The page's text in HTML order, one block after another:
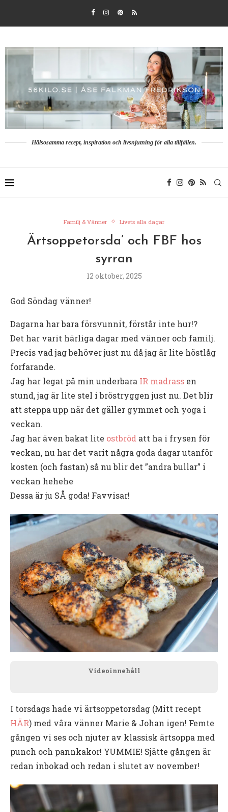
Hälsosamma recept, inspiration och livsnjutning för alla tillfällen.
Familj & Vänner Livets alla dagar
Ärtsoppetorsda’ och FBF hos
syrran
12 oktober, 2025
God Söndag vänner!
Dagarna har bara försvunnit, förstår inte hur!?
Det har varit härliga dagar med vänner och familj.
Precis vad jag behöver just nu då jag är lite höstlåg
forfarande.
Jag har legat på min underbara IR madrass en
stund, jag är lite stel i bröstryggen just nu. Det blir
att steppa upp när det gäller gymmet och yoga i
veckan.
Jag har även bakat lite ostbröd att ha i frysen för
veckan, nu har det varit några goda dagar utanför
kosten (och fastan) så nu blir det ”andra bullar” i
veckan hehehe
Dessa är ju SÅ goda! Favvisar!
Videoinnehåll
I torsdags hade vi ärtsoppetorsdag (Mitt recept
HÄR) med våra vänner Marie & Johan igen! Femte
gången vi ses och njuter av klassisk ärtsoppa med
punch och pannkakor! YUMMIE! Sjätte gången är
redan inbokad och redan i slutet av november!